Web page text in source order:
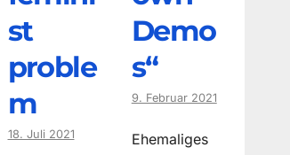
st
proble
m
18. Juli 2021
Demo
s“
9. Februar 2021
Ehemaliges